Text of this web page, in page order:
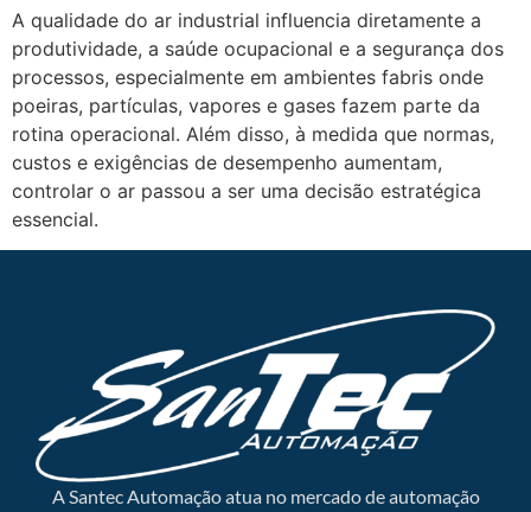
A qualidade do ar industrial influencia diretamente a
produtividade, a saúde ocupacional e a segurança dos
processos, especialmente em ambientes fabris onde
poeiras, partículas, vapores e gases fazem parte da
rotina operacional. Além disso, à medida que normas,
custos e exigências de desempenho aumentam,
controlar o ar passou a ser uma decisão estratégica
essencial.
A Santec Automação atua no mercado de automação